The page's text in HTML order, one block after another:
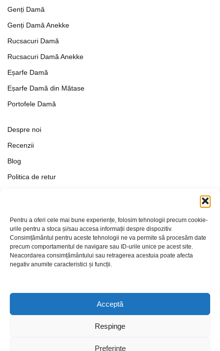
Pentru a oferi cele mai bune experiențe, folosim tehnologii precum cookie-
urile pentru a stoca și/sau accesa informații despre dispozitiv.
Consimțământul pentru aceste tehnologii ne va permite să procesăm date
precum comportamentul de navigare sau ID-urile unice pe acest site.
Neacordarea consimțământului sau retragerea acestuia poate afecta
negativ anumite caracteristici și funcții.
Acceptă
Respinge
Preferințe
Genți Damă
Genți Damă Anekke
Rucsacuri Damă
Rucsacuri Damă Anekke
Eșarfe Damă
Eșarfe Damă din Mătase
Portofele Damă
Despre noi
Recenzii
Blog
Politica de retur
Politica de Confidențialitate
Politica de cookies
Setări Cookie-uri
Contact